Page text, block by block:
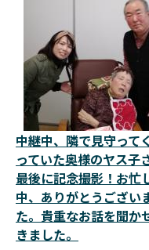
中継中、隣で見守って
っていた奥様のヤス子
最後に記念撮影！お忙
中、ありがとうござい
た。貴重なお話を聞か
きました。